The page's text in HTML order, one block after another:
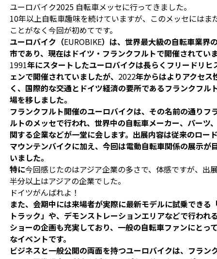
ユーロバイク2025 自転車メッセに行ってきました。
10年以上自転車趣味を続けていますが、このメッセにはま
ことがなく今回が初めてです。
ユーロバイク（EUROBIKE）は、世界最大級の自転車業界
市であり、現在はドイツ・フランクフルトで開催されてい
1991年にスタートしたユーロバイクは長らくフリードリヒ
ェンで開催されていましたが、 2022年からはよりアクセス
く、国際的な交通とドイツ経済の要所であるフランクフル
場を移しました。
フランクフルト開催のユーロバイクは、その名前の通りフ
ルトのメッセで行われ、世界中の自転車メーカー、パーツ
関する企業などが一堂に会します。出展内容は従来のロー
マウンテンバイクに加え、今回は電動自転車関係の展示が
いました。
特に今回感じたのはアジア企業の多さで、体感ですが、出
半分以上はアジアの企業でした。
ドイツがんばれよ！
また、会期中には来場者が実際に最新モデルに試乗できる
トラック」や、デモンストレーションエリアなどで行われ
ショーの企画も充実しており、一般の自転車ファンにとっ
なイベントです。
ビジネスと一般公開の両面を持つユーロバイクは、フラン